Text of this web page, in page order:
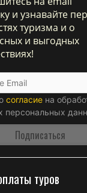
и узнавайте
туризма и о
и выгодных
согласие на
персональных
туров